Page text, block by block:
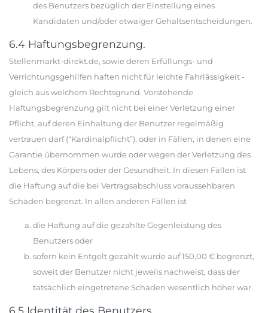
des Benutzers bezüglich der Einstellung eines
Kandidaten und/oder etwaiger Gehaltsentscheidungen.
6.4 Haftungsbegrenzung.
Stellenmarkt-direkt.de, sowie deren Erfüllungs- und
Verrichtungsgehilfen haften nicht für leichte Fahrlässigkeit -
gleich aus welchem Rechtsgrund. Vorstehende
Haftungsbegrenzung gilt nicht bei einer Verletzung einer
Pflicht, auf deren Einhaltung der Benutzer regelmäßig
vertrauen darf (“Kardinalpflicht”), oder in Fällen, in denen eine
Garantie übernommen wurde oder wegen der Verletzung des
Lebens, des Körpers oder der Gesundheit. In diesen Fällen ist
die Haftung auf die bei Vertragsabschluss voraussehbaren
Schäden begrenzt. In allen anderen Fällen ist
die Haftung auf die gezahlte Gegenleistung des
Benutzers oder
sofern kein Entgelt gezahlt wurde auf 150,00 € begrenzt,
soweit der Benutzer nicht jeweils nachweist, dass der
tatsächlich eingetretene Schaden wesentlich höher war.
6.5 Identität des Benutzers.